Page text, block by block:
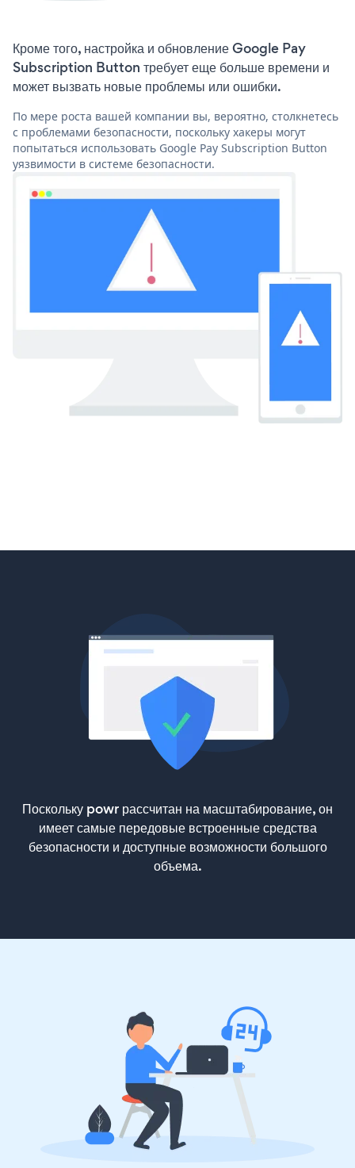
Кроме того, настройка и обновление Google Pay
Subscription Button требует еще больше времени и
может вызвать новые проблемы или ошибки.
По мере роста вашей компании вы, вероятно, столкнетесь
с проблемами безопасности, поскольку хакеры могут
попытаться использовать Google Pay Subscription Button
уязвимости в системе безопасности.
Поскольку powr рассчитан на масштабирование, он
имеет самые передовые встроенные средства
безопасности и доступные возможности большого
объема.